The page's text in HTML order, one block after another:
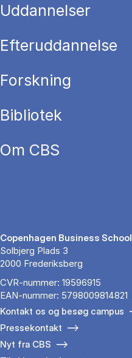
Uddannelser
Efteruddannelse
Forskning
Bibliotek
Om CBS
Copenhagen Business School
Solbjerg Plads 3
2000 Frederiksberg
CVR-nummer: 19596915
EAN-nummer: 5798009814821
Kontakt os og besøg campus
Pressekontakt
Nyt fra CBS